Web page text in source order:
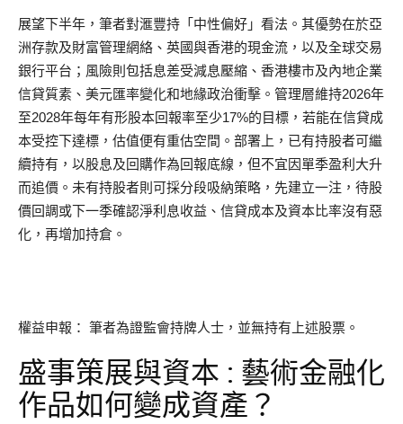
展望下半年，筆者對滙豐持「中性偏好」看法。其優勢在於亞
洲存款及財富管理網絡、英國與香港的現金流，以及全球交易
銀行平台；風險則包括息差受減息壓縮、香港樓市及內地企業
信貸質素、美元匯率變化和地緣政治衝擊。管理層維持2026年
至2028年每年有形股本回報率至少17%的目標，若能在信貸成
本受控下達標，估值便有重估空間。部署上，已有持股者可繼
續持有，以股息及回購作為回報底線，但不宜因單季盈利大升
而追價。未有持股者則可採分段吸納策略，先建立一注，待股
價回調或下一季確認淨利息收益、信貸成本及資本比率沒有惡
化，再增加持倉。
權益申報： 筆者為證監會持牌人士，並無持有上述股票。
盛事策展與資本 : 藝術金融化
作品如何變成資產？